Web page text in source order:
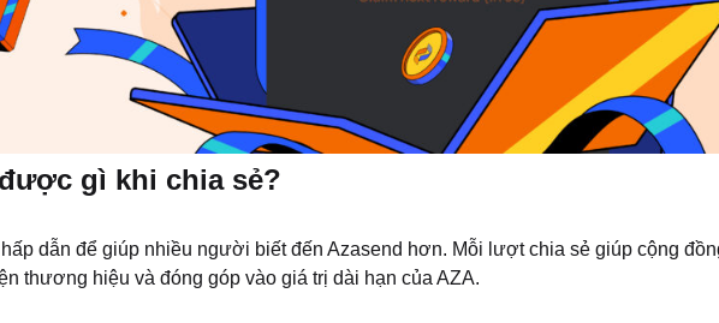
gì khi chia sẻ?
dẫn để giúp nhiều người biết đến Azasend hơn. Mỗi lượt chia sẻ giúp cộng
thương hiệu và đóng góp vào giá trị dài hạn của AZA.